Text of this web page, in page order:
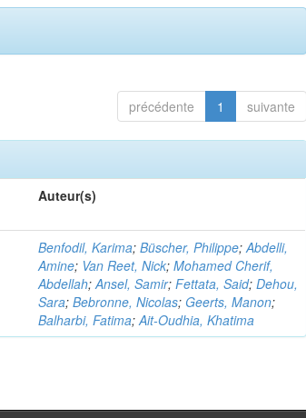
précédente 1 suivante
Auteur(s)
Benfodil, Karima;Büscher, Philippe;Abdelli,
Amine; Van Reet, Nick;Mohamed Cherif,
Abdellah;Ansel, Samir;Fettata, Said;Dehou,
Sara;Bebronne, Nicolas; Geerts, Manon;
Balharbi, Fatima;Ait-Oudhia, Khatima